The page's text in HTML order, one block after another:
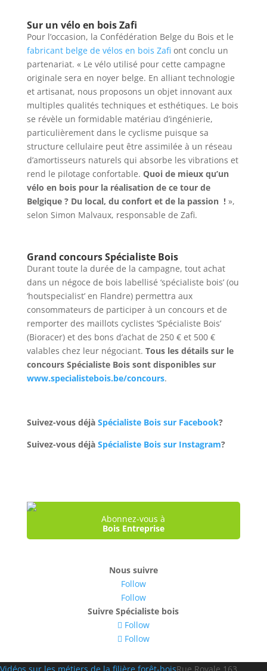
Sur un vélo en bois Zafi
Pour l’occasion, la Confédération Belge du Bois et le
fabricant belge de vélos en bois Zafi ont conclu un
partenariat. « Le vélo utilisé pour cette campagne
originale sera en noyer belge. En alliant technologie
et artisanat, nous proposons un objet innovant aux
multiples qualités techniques et esthétiques. Le bois
se révèle un formidable matériau d’ingénierie,
particulièrement dans le cyclisme puisque sa
structure cellulaire peut être assimilée à un réseau
d’amortisseurs naturels qui absorbe les vibrations et
rend le pilotage confortable. Quoi de mieux qu’un
vélo en bois pour la réalisation de ce tour de
Belgique ? Du local, du confort et de la passion !»,
selon Simon Malvaux, responsable de Zafi.
Grand concours Spécialiste Bois
Durant toute la durée de la campagne, tout achat
dans un négoce de bois labellisé ‘spécialiste bois’ (ou
‘houtspecialist’ en Flandre) permettra aux
consommateurs de participer à un concours et de
remporter des maillots cyclistes ‘Spécialiste Bois’
(Bioracer) et des bons d’achat de 250 € et 500 €
valables chez leur négociant. Tous les détails sur le
concours Spécialiste Bois sont disponibles sur
www.specialistebois.be/concours.
Suivez-vous déjà Spécialiste Bois sur Facebook?
Suivez-vous déjà Spécialiste Bois sur Instagram?
Abonnez-vous à
Bois Entreprise
Nous suivre
Follow
Follow
Suivre Spécialiste bois
Follow
Follow